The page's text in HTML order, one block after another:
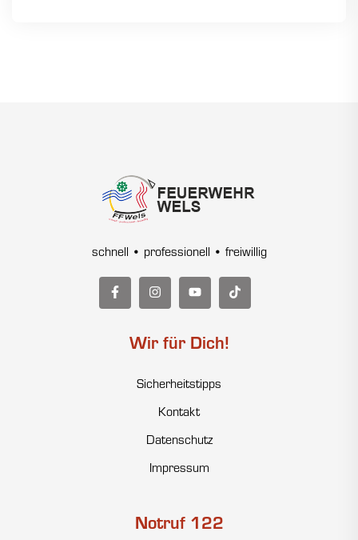
schnell • professionell • freiwillig
Wir für Dich!
Sicherheitstipps
Kontakt
Datenschutz
Impressum
Notruf 122